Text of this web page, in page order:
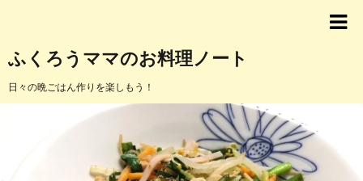
ふくろうママのお料理ノート
日々の晩ごはん作りを楽しもう！